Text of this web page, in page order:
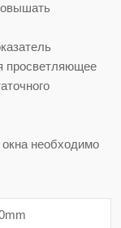
просветляющее
необходимо